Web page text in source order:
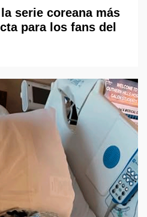
serie coreana más
para los fans del